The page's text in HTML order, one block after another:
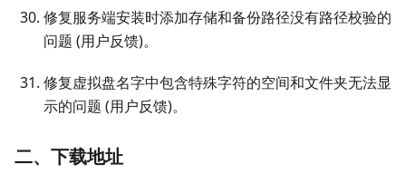
修复服务端安装时添加存储和备份路径没有路径校验的
问题 (用户反馈)。
修复虚拟盘名字中包含特殊字符的空间和文件夹无法显
示的问题 (用户反馈)。
二、下载地址